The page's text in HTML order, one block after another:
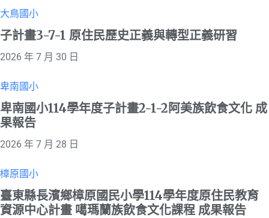
大鳥國小
子計畫3-7-1 原住民歷史正義與轉型正義研習
2026 年 7 月 30 日
卑南國小
卑南國小114學年度子計畫2-1-2阿美族飲食文化 成
果報告
2026 年 7 月 28 日
樟原國小
臺東縣長濱鄉樟原國民小學114學年度原住民教育
資源中心計畫 噶瑪蘭族飲食文化課程 成果報告